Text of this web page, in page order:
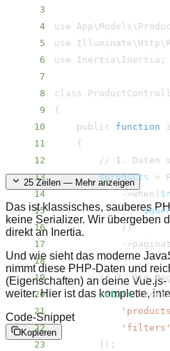
3
4
use App\ Models \
5
use Illuminate\ Http\
6
use Inertia\ Inertia ;
7
8
9
{
10
    public
function
11
{
12
        //
1
13
$products =
14
            -
>when (
15
16
} )
17
            -
>
18
19
        //
2. Die
20
return
21
22
'filters'
23
) ;
25Zeilen — Mehr anzeigen
Das ist klassisches, sauberes
keine Serializer. Wir übergeben
direkt an Inertia.
Und wie sieht das moderne
nimmt diese PHP-Daten und
(Eigenschaften) an deine
weiter. Hier ist das komplette,
Code-Snippet
Kopieren